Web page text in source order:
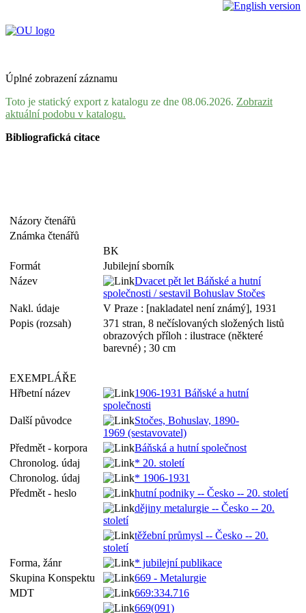
Úplné zobrazení záznamu
Toto je statický export z katalogu ze dne 08.06.2026. Zobrazit
aktuální podobu v katalogu.
Bibliografická citace
Názory čtenářů
Známka čtenářů
BK
Formát
Jubilejní sborník
Název
Dvacet pět let Báňské a hutní
společnosti / sestavil Bohuslav Stočes
Nakl. údaje
V Praze : [nakladatel není známý], 1931
Popis (rozsah)
371 stran, 8 nečíslovaných složených listů
obrazových příloh : ilustrace (některé
barevné) ; 30 cm
EXEMPLÁŘE
Hřbetní název
1906-1931 Báňské a hutní
společnosti
Další původce
Stočes, Bohuslav, 1890-
1969 (sestavovatel)
Předmět - korpora
Báňská a hutní společnost
Chronolog. údaj
* 20. století
Chronolog. údaj
* 1906-1931
Předmět - heslo
hutní podniky -- Česko -- 20. století
dějiny metalurgie -- Česko -- 20.
století
těžební průmysl -- Česko -- 20.
století
Forma, žánr
* jubilejní publikace
Skupina Konspektu
669 - Metalurgie
MDT
669:334.716
669(091)